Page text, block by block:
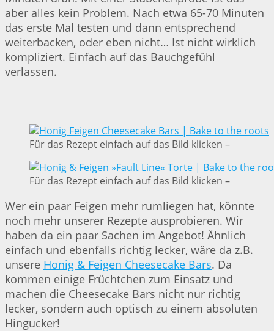
aber alles kein Problem. Nach etwa 65-70 Minuten
das erste Mal testen und dann entsprechend
weiterbacken, oder eben nicht… Ist nicht wirklich
kompliziert. Einfach auf das Bauchgefühl
verlassen.
Für das Rezept einfach auf das Bild klicken –
Für das Rezept einfach auf das Bild klicken –
Wer ein paar Feigen mehr rumliegen hat, könnte
noch mehr unserer Rezepte ausprobieren. Wir
haben da ein paar Sachen im Angebot! Ähnlich
einfach und ebenfalls richtig lecker, wäre da z.B.
unsere Honig & Feigen Cheesecake Bars. Da
kommen einige Früchtchen zum Einsatz und
machen die Cheesecake Bars nicht nur richtig
lecker, sondern auch optisch zu einem absoluten
Hingucker!